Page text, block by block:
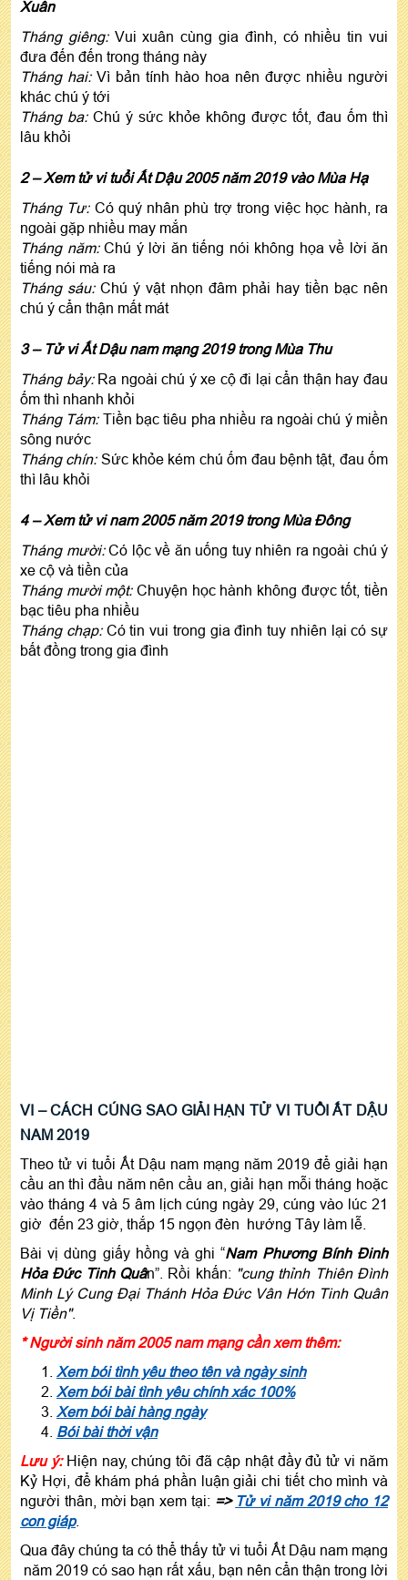
Xuân
Tháng giêng:Vui xuân cùng gia đình, có nhiều tin vui
đưa đến đến trong tháng này
Tháng hai:Vì bản tính hào hoa nên được nhiều người
khác chú ý tới
Tháng ba:Chú ý sức khỏe không được tốt, đau ốm thì
lâu khỏi
2–Xem tử vi tuổi Ất Dậu 2005 năm 2019vào Mùa Hạ
Tháng Tư:Có quý nhân phù trợ trong việc học hành, ra
ngoài gặp nhiều may mắn
Tháng năm:Chú ý lời ăn tiếng nói không họa về lời ăn
tiếng nói mà ra
Tháng sáu:Chú ý vật nhọn đâm phải hay tiền bạc nên
chú ý cẩn thận mất mát
3 – Tử vi Ất Dậu nam mạng 2019 trong Mùa Thu
Tháng bảy:Ra ngoài chú ý xe cộ đi lại cẩn thận hay đau
ốm thì nhanh khỏi
Tháng Tám:Tiền bạc tiêu pha nhiều ra ngoài chú ý miền
sông nước
Tháng chín:Sức khỏe kém chú ốm đau bệnh tật, đau ốm
thì lâu khỏi
4 – Xemtử vi nam 2005 năm 2019trong Mùa Đông
Tháng mười:Có lộc về ăn uống tuy nhiên ra ngoài chú ý
xe cộ và tiền của
Tháng mười một:Chuyện học hành không được tốt, tiền
bạc tiêu pha nhiều
Tháng chạp:Có tin vui trong gia đình tuy nhiên lại có sự
bất đồng trong gia đình
VI – CÁCH CÚNG SAO GIẢI HẠN TỬ VI TUỔI ẤT DẬU
NAM 2019
Theo tử vi tuổi Ất Dậu nam mạng năm 2019 để giải hạn
cầu an thì đầu năm nên cầu an, giải hạn mỗi tháng hoặc
vào tháng 4 và 5 âm lịch cúng ngày 29, cúng vào lúc 21
giờ đến 23 giờ, thắp 15 ngọn đèn hướng Tây làm lễ.
Bài vị dùng giấy hồng và ghi “Nam Phương Bính Đinh
Hỏa Đức Tinh Quân”. Rồi khấn: "cung thỉnh Thiên Đình
Minh Lý Cung Đại Thánh Hỏa Đức Vân Hớn Tinh Quân
Vị Tiền".
* Người sinh năm 2005 nam mạng cần xem thêm:
Xem bói tình yêu theo tên và ngày sinh
Xem bói bài tình yêu chính xác 100%
Xem bói bài hàng ngày
Bói bài thời vận
Lưu ý: Hiện nay, chúng tôi đã cập nhật đầy đủ tử vi năm
Kỷ Hợi, để khám phá phần luận giải chi tiết cho mình và
người thân, mời bạn xem tại: => Tử vi năm 2019 cho 12
con giáp.
Qua đây chúng ta có thể thấy tử vi tuổi Ất Dậu nam mạng
năm 2019 có sao hạn rất xấu, bạn nên cẩn thận trong lời